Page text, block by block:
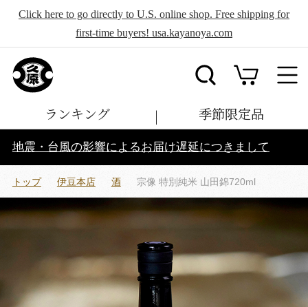
Click here to go directly to U.S. online shop. Free shipping for
first-time buyers! usa.kayanoya.com
ランキング 季節限定品
地震・台風の影響によるお届け遅延につきまして
トップ 伊豆本店 酒 宗像 特別純米 山田錦720ml